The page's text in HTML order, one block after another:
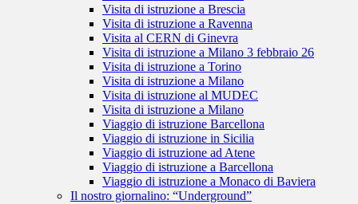
Visita di istruzione a Brescia
Visita di istruzione a Ravenna
Visita al CERN di Ginevra
Visita di istruzione a Milano 3 febbraio 26
Visita di istruzione a Torino
Visita di istruzione a Milano
Visita di istruzione al MUDEC
Visita di istruzione a Milano
Viaggio di istruzione Barcellona
Viaggio di istruzione in Sicilia
Viaggio di istruzione ad Atene
Viaggio di istruzione a Barcellona
Viaggio di istruzione a Monaco di Baviera
Il nostro giornalino: “Underground”